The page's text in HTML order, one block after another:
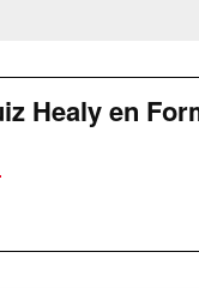
Healy en